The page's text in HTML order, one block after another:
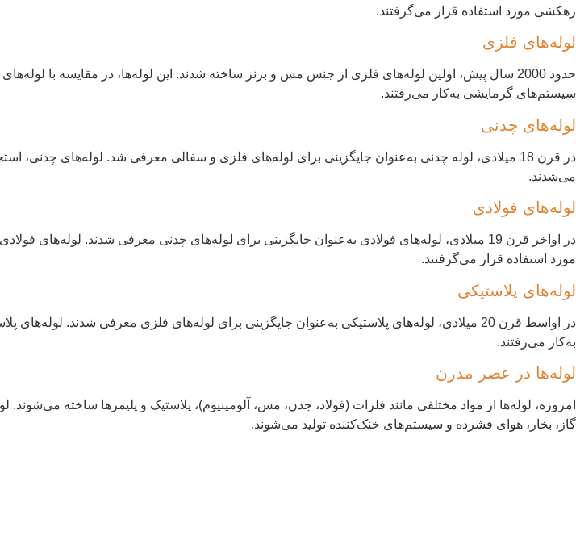
زهکشی مورد استفاده قرار می‌گرفتند.
لوله‌های فلزی
حدود 2000 سال پیش، اولین لوله‌های فلزی از جنس مس و برنز ساخته شدند. این لوله‌ها، در مقایسه با
سیستم‌های گرمایشی به‌کار می‌رفتند.
لوله‌های چدنی
در قرن 18 میلادی، لوله چدنی به‌عنوان جایگزینی برای لوله‌های فلزی و سفالی معرفی شد. لوله‌های
می‌شدند.
لوله‌های فولادی
در اواخر قرن 19 میلادی، لوله‌های فولادی به‌عنوان جایگزینی برای لوله‌های چدنی معرفی شدند.
مورد استفاده قرار می‌گرفتند.
لوله‌های پلاستیکی
در اواسط قرن 20 میلادی، لوله‌های پلاستیکی به‌عنوان جایگزینی برای لوله‌های فلزی معرفی شدند.
به‌کار می‌رفتند.
لوله‌ها در عصر مدرن
امروزه، لوله‌ها از مواد مختلفی مانند فلزات (فولاد، چدن، مس، آلومینیوم)، پلاستیک و پلیمرها ساخته
گاز، بخار، هوای فشرده و سیستم‌های خنک‌کننده تولید می‌شوند.